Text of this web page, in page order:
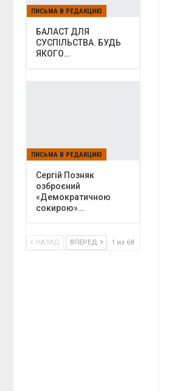
ПИСЬМА В РЕДАКЦИЮ
БАЛАСТ ДЛЯ
СУСПІЛЬСТВА. БУДЬ
ЯКОГО…
ПИСЬМА В РЕДАКЦИЮ
Сергій Позняк
озброєний
«Демократичною
сокирою»…
НАЗАД ВПЕРЕД 1 из 68